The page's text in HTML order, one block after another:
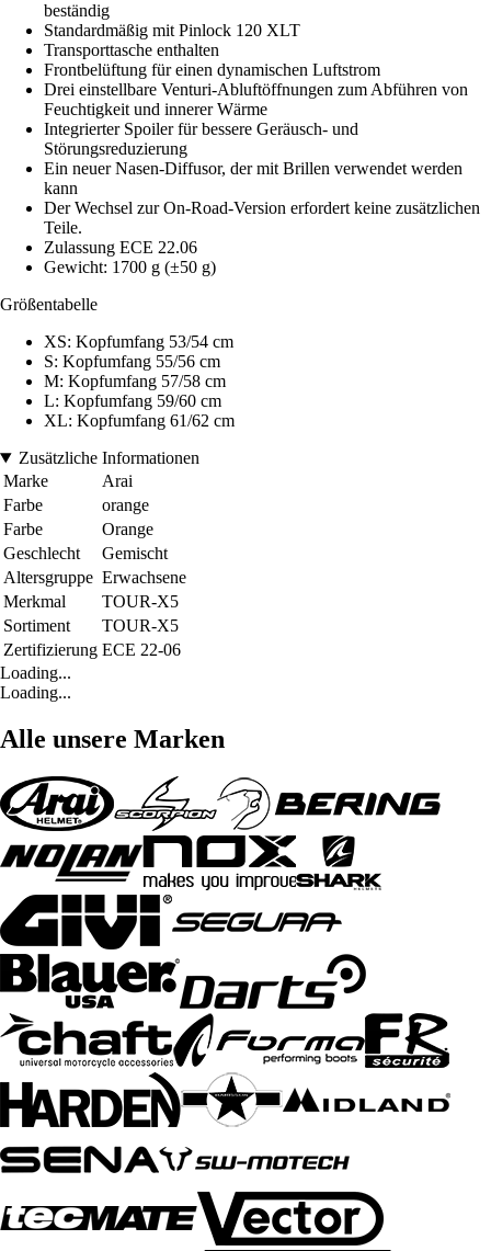
beständig
Standardmäßig mit Pinlock 120 XLT
Transporttasche enthalten
Frontbelüftung für einen dynamischen Luftstrom
Drei einstellbare Venturi-Abluftöffnungen zum Abführen von
Feuchtigkeit und innerer Wärme
Integrierter Spoiler für bessere Geräusch- und
Störungsreduzierung
Ein neuer Nasen-Diffusor, der mit Brillen verwendet werden
kann
Der Wechsel zur On-Road-Version erfordert keine zusätzlichen
Teile.
Zulassung ECE 22.06
Gewicht: 1700 g (±50 g)
Größentabelle
XS: Kopfumfang 53/54 cm
S: Kopfumfang 55/56 cm
M: Kopfumfang 57/58 cm
L: Kopfumfang 59/60 cm
XL: Kopfumfang 61/62 cm
Zusätzliche Informationen
Marke
Arai
Farbe
orange
Farbe
Orange
Geschlecht
Gemischt
Altersgruppe Erwachsene
Merkmal
TOUR-X5
Sortiment
TOUR-X5
Zertifizierung ECE 22-06
Loading...
Loading...
Alle unsere Marken